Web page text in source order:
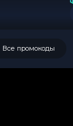
Все промокоды